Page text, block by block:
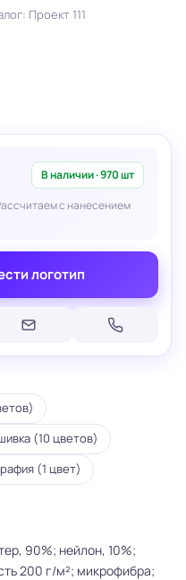
Проект 111
В наличии · 970 шт
с нанесением
логотип
(10 цветов)
(1 цвет)
90%; нейлон, 10%;
200 г/м²; микрофибра;